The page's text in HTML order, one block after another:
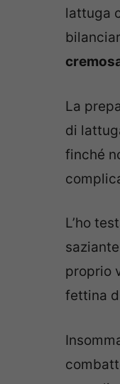
lattuga
La
di
finché
L’ho
proprio
fettina